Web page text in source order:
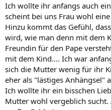
Ich wollte ihr anfangs auch
scheint bei uns Frau wohl
Hinzu kommt das Gefühl,
wird, wie man denn mit dem
Freundin für den Pape
mit dem Kind.... Ich war
sich die Mutter wenig für ihr
eher als "lästiges Anhängsel"
Ich wollte ihr ein bisschen
Mutter wohl vergeblich